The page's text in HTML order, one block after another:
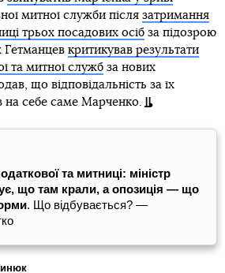
з телеканалівприпустив
змін в економічному блоці уряду. «Я
назріває [кадрові зміни].
Я думаю, що в першу чергу мова
— заявив Стефанчук.